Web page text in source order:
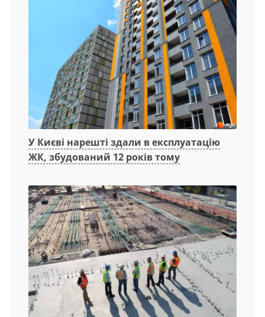
У Києві нарешті здали в експлуатацію
ЖК, збудований 12 років тому